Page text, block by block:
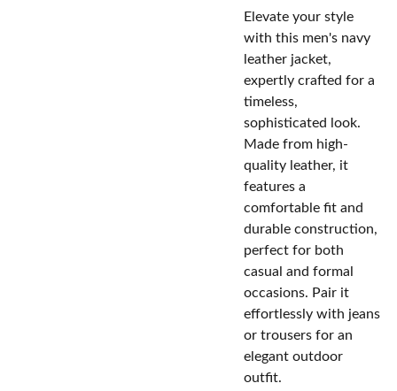
Elevate your style
with this men's navy
leather jacket,
expertly crafted for a
timeless,
sophisticated look.
Made from high-
quality leather, it
features a
comfortable fit and
durable construction,
perfect for both
casual and formal
occasions. Pair it
effortlessly with jeans
or trousers for an
elegant outdoor
outfit.